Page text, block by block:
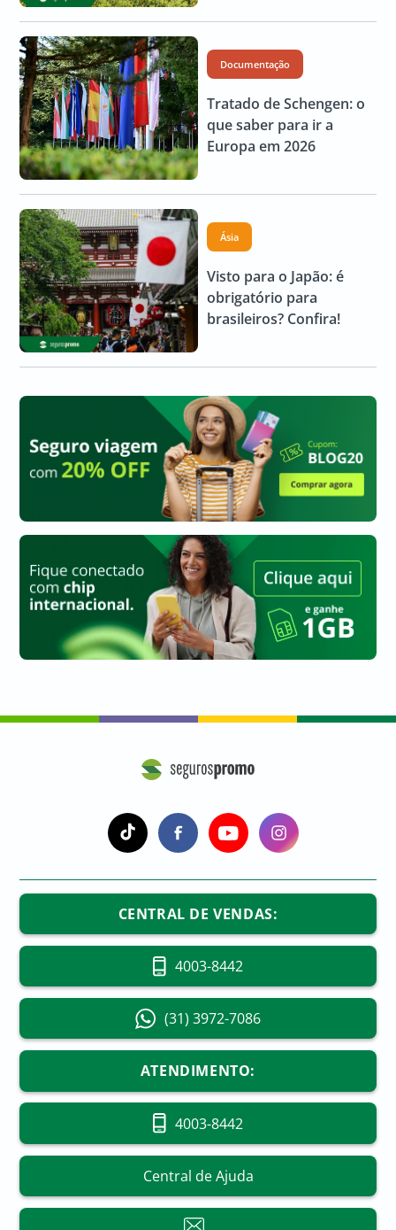
Documentação
Tratado de Schengen: o
que saber para ir a
Europa em 2026
Ásia
Visto para o Japão: é
obrigatório para
brasileiros? Confira!
CENTRAL DE VENDAS:
4003-8442
(31) 3972-7086
ATENDIMENTO:
4003-8442
Central de Ajuda